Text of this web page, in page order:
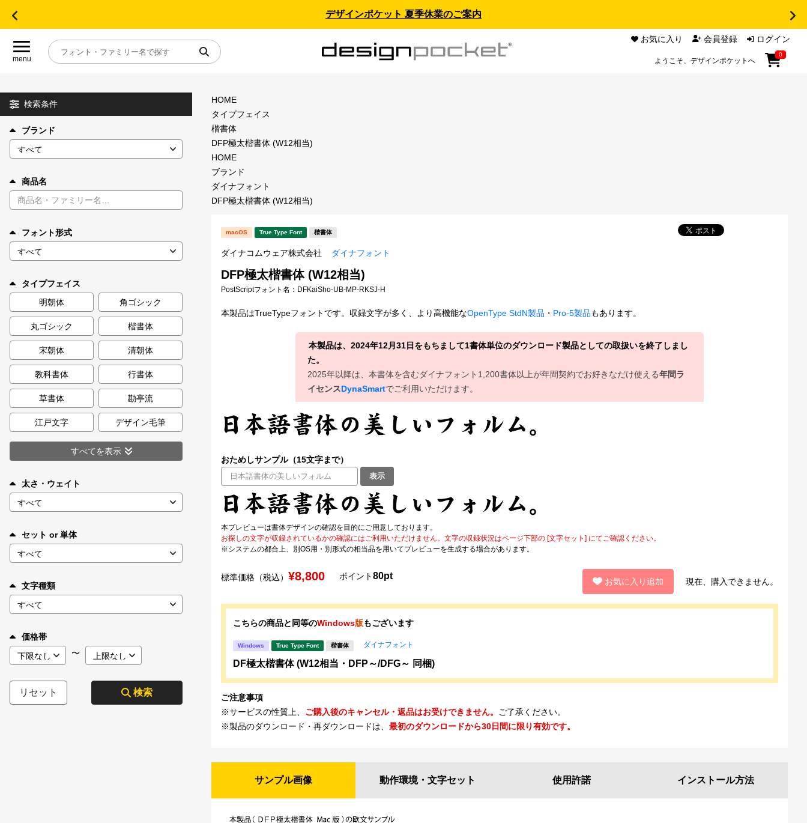
デザインポケット 夏季休業のご案内
menu
お気に入り 会員登録 ログイン
ようこそ、デザインポケットへ
0
目的別フォントガイド
特集
年間ライセンス商品
キャンペーン一覧
カート 0
マイページ
お気に入り
ご利用ガイド
お問い合わせ
検索条件
ブランド
商品名
フォント形式
タイプフェイス
明朝体
角ゴシック
丸ゴシック 楷書体
宋朝体 清朝体
教科書体 行書体
草書体 勘亭流
江戸文字 デザイン毛筆
すべてを表示
太さ・ウェイト
セット or 単体
文字種類
価格帯
〜
リセット 検索
HOME
タイプフェイス
楷書体
DFP極太楷書体 (W12相当)
HOME
ブランド
ダイナフォント
DFP極太楷書体 (W12相当)
macOS True Type Font 楷書体
ダイナコムウェア株式会社 ダイナフォント
DFP極太楷書体 (W12相当)
PostScriptフォント名： DFKaiSho-UB-MP-RKSJ-H
本製品はTrueTypeフォントです。収録文字が多く、より高機能なOpenType StdN製品 ・ Pro-5製品もあります。
本製品は、2024年12月31日をもちまして1書体単位のダウンロード製品としての取扱いを終了しまし
た。
2025年以降は、本書体を含むダイナフォント1,200書体以上が年間契約でお好きなだけ使える年間ラ
イセンスDynaSmartでご利用いただけます。
おためしサンプル（15文字まで）
表示
本プレビューは書体デザインの確認を目的にご用意しております。
お探しの文字が収録されているかの確認にはご利用いただけません。文字の収録状況はページ下部の [文字セット] にてご確認ください。
※システムの都合上、別OS用・別形式の相当品を用いてプレビューを生成する場合があります。
標準価格（税込） ¥8,800 ポイント80pt
お気に入り追加 現在、購入できません。
こちらの商品と同等のWindows版もございます
Windows True Type Font 楷書体 ダイナフォント
DF極太楷書体 (W12相当・DFP～/DFG～ 同梱)
ご注意事項
※サービスの性質上、 ご購入後のキャンセル・返品はお受けできません。
ご了承ください。
※製品のダウンロード・再ダウンロードは、 最初のダウンロードから30日間に限り有効です。
サンプル画像 動作環境・ 文字セット 使用許諾 インストール方法